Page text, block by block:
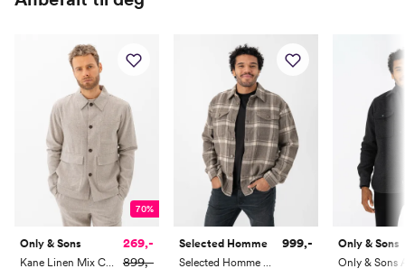
70%
Only & Sons
Kane Linen Mix Casual Jacket
269,-
899,-
Selected Homme
Selected Homme Loose Mason-Pablo Long Sleeve Overshirt
999,- Only & Sons